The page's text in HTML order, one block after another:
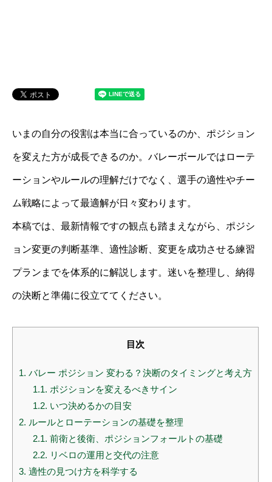
いまの自分の役割は本当に合っているのか、ポジション
を変えた方が成長できるのか。バレーボールではローテ
ーションやルールの理解だけでなく、選手の適性やチー
ム戦略によって最適解が日々変わります。
本稿では、最新情報ですの観点も踏まえながら、ポジシ
ョン変更の判断基準、適性診断、変更を成功させる練習
プランまでを体系的に解説します。迷いを整理し、納得
の決断と準備に役立ててください。
目次
1. バレー ポジション 変わる？決断のタイミングと考え方
1.1. ポジションを変えるべきサイン
1.2. いつ決めるかの目安
2. ルールとローテーションの基礎を整理
2.1. 前衛と後衛、ポジションフォールトの基礎
2.2. リベロの運用と交代の注意
3. 適性の見つけ方を科学する